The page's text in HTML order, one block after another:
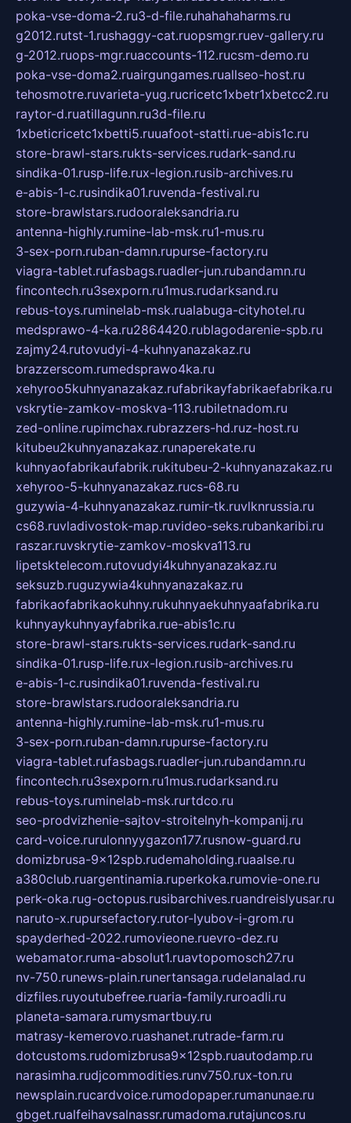
poka-vse-doma-2.ru3-d-file.ruhahahaharms.ru
g2012.rutst-1.rushaggy-cat.ruopsmgr.ruev-gallery.ru
g-2012.ruops-mgr.ruaccounts-112.rucsm-demo.ru
poka-vse-doma2.ruairgungames.ruallseo-host.ru
tehosmotre.ruvarieta-yug.rucricetc1xbetr1xbetcc2.ru
raytor-d.ruatillagunn.ru3d-file.ru
1xbeticricetc1xbetti5.ruuafoot-statti.rue-abis1c.ru
store-brawl-stars.rukts-services.rudark-sand.ru
sindika-01.rusp-life.rux-legion.rusib-archives.ru
e-abis-1-c.rusindika01.ruvenda-festival.ru
store-brawlstars.rudooraleksandria.ru
antenna-highly.rumine-lab-msk.ru1-mus.ru
3-sex-porn.ruban-damn.rupurse-factory.ru
viagra-tablet.rufasbags.ruadler-jun.rubandamn.ru
fincontech.ru3sexporn.ru1mus.rudarksand.ru
rebus-toys.ruminelab-msk.rualabuga-cityhotel.ru
medsprawo-4-ka.ru2864420.rublagodarenie-spb.ru
zajmy24.rutovudyi-4-kuhnyanazakaz.ru
brazzerscom.rumedsprawo4ka.ru
xehyroo5kuhnyanazakaz.rufabrikayfabrikaefabrika.ru
vskrytie-zamkov-moskva-113.rubiletnadom.ru
zed-online.rupimchax.rubrazzers-hd.ruz-host.ru
kitubeu2kuhnyanazakaz.runaperekate.ru
kuhnyaofabrikaufabrik.rukitubeu-2-kuhnyanazakaz.ru
xehyroo-5-kuhnyanazakaz.rucs-68.ru
guzywia-4-kuhnyanazakaz.rumir-tk.ruvlknrussia.ru
cs68.ruvladivostok-map.ruvideo-seks.rubankaribi.ru
raszar.ruvskrytie-zamkov-moskva113.ru
lipetsktelecom.rutovudyi4kuhnyanazakaz.ru
seksuzb.ruguzywia4kuhnyanazakaz.ru
fabrikaofabrikaokuhny.rukuhnyaekuhnyaafabrika.ru
kuhnyaykuhnyayfabrika.rue-abis1c.ru
store-brawl-stars.rukts-services.rudark-sand.ru
sindika-01.rusp-life.rux-legion.rusib-archives.ru
e-abis-1-c.rusindika01.ruvenda-festival.ru
store-brawlstars.rudooraleksandria.ru
antenna-highly.rumine-lab-msk.ru1-mus.ru
3-sex-porn.ruban-damn.rupurse-factory.ru
viagra-tablet.rufasbags.ruadler-jun.rubandamn.ru
fincontech.ru3sexporn.ru1mus.rudarksand.ru
rebus-toys.ruminelab-msk.rurtdco.ru
seo-prodvizhenie-sajtov-stroitelnyh-kompanij.ru
card-voice.rurulonnyygazon177.rusnow-guard.ru
domizbrusa-9x12spb.rudemaholding.ruaalse.ru
a380club.ruargentinamia.ruperkoka.rumovie-one.ru
perk-oka.rug-octopus.rusibarchives.ruandreislyusar.ru
naruto-x.rupursefactory.rutor-lyubov-i-grom.ru
spayderhed-2022.rumovieone.ruevro-dez.ru
webamator.ruma-absolut1.ruavtopomosch27.ru
nv-750.runews-plain.runertansaga.rudelanalad.ru
dizfiles.ruyoutubefree.ruaria-family.ruroadli.ru
planeta-samara.rumysmartbuy.ru
matrasy-kemerovo.ruashanet.rutrade-farm.ru
dotcustoms.rudomizbrusa9x12spb.ruautodamp.ru
narasimha.rudjcommodities.runv750.rux-ton.ru
newsplain.rucardvoice.rumodopaper.rumanunae.ru
gbget.rualfeihavsalnassr.rumadoma.rutajuncos.ru